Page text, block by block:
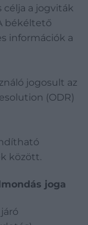
a jogviták
békéltető
információk a
jogosult az
(ODR)
között.
joga